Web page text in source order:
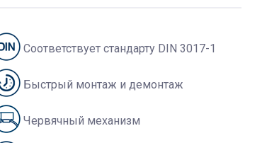
Соответствует стандарту DIN 3017-1
Быстрый монтаж и демонтаж
Червячный механизм